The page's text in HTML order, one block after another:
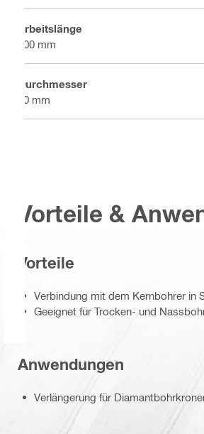
Arbeitslänge
300 mm
Durchmesser
60 mm
Vorteile &
Vorteile
Verbindung mit dem Kernbohrer in
Geeignet für Trocken- und
Anwendungen
Verlängerung für